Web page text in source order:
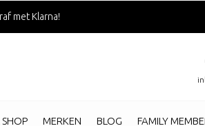
MERKEN BLOG FAMILY
met Klarna!